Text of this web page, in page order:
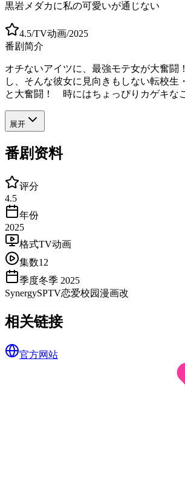
黒岩メダカに私の可愛いが通じない
4.5/TV动画/2025
番剧简介
オチないアイツに、最強モテ女が大奮
し、そんな彼女に見向きもしない転校
と大奮闘！ 時にはちょっぴりカゲキ
展开
番剧资料
评分
4.5
年份
2025
格式TV动画
集数12
季度冬季 2025
SynergySPTV恋爱校园漫画改
相关链接
官方网站